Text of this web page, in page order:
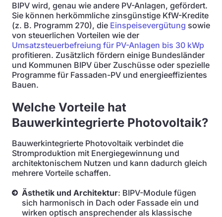
BIPV wird, genau wie andere PV-Anlagen, gefördert.
Sie können herkömmliche zinsgünstige KfW-Kredite
(z. B. Programm 270), die Einspeisevergütung sowie
von steuerlichen Vorteilen wie der
Umsatzsteuerbefreiung für PV-Anlagen bis 30 kWp
profitieren. Zusätzlich fördern einige Bundesländer
und Kommunen BIPV über Zuschüsse oder spezielle
Programme für Fassaden-PV und energieeffizientes
Bauen.
Welche Vorteile hat
Bauwerkintegrierte Photovoltaik?
Bauwerkintegrierte Photovoltaik verbindet die
Stromproduktion mit Energiegewinnung und
architektonischem Nutzen und kann dadurch gleich
mehrere Vorteile schaffen.
Ästhetik und Architektur: BIPV-Module fügen
sich harmonisch in Dach oder Fassade ein und
wirken optisch ansprechender als klassische